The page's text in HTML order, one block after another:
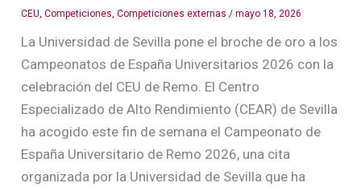
CEU,Competiciones,Competiciones externas /mayo 18, 2026
La Universidad de Sevilla pone el broche de oro a los
Campeonatos de España Universitarios 2026 con la
celebración del CEU de Remo. El Centro
Especializado de Alto Rendimiento (CEAR) de Sevilla
ha acogido este fin de semana el Campeonato de
España Universitario de Remo 2026, una cita
organizada por la Universidad de Sevilla que ha